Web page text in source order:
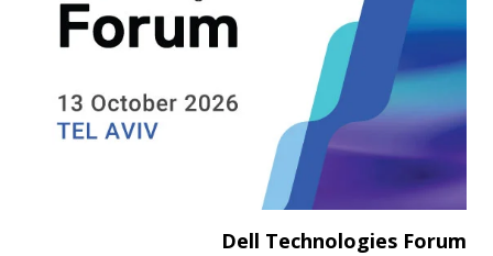
Dell Technologies Forum